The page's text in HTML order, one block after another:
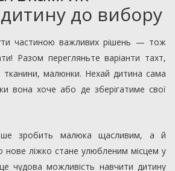
до вибору
частиною важливих рішень — тож
Разом перегляньте варіанти тахт,
тканини, малюнки. Нехай дитина сама
вона хоче або де зберігатиме свої
зробить малюка щасливим, а й
ліжко стане улюбленим місцем у
чудова можливість навчити дитину